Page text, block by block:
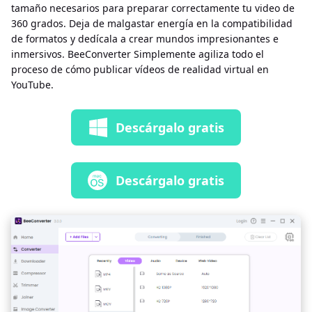
tamaño necesarios para preparar correctamente tu video de
360 ​​grados. Deja de malgastar energía en la compatibilidad
de formatos y dedícala a crear mundos impresionantes e
inmersivos. BeeConverter Simplemente agiliza todo el
proceso de cómo publicar vídeos de realidad virtual en
YouTube.
Descárgalo gratis
Descárgalo gratis